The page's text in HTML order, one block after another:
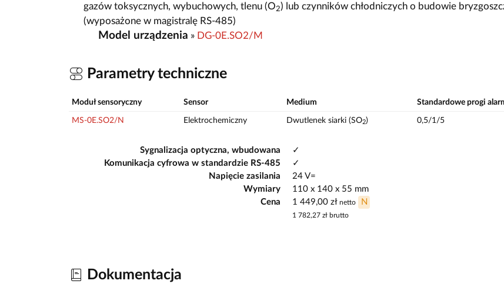
gazów toksycznych, wybuchowych, tlenu (O2) lub czynników chłodniczych o budowie
(wyposażone w magistralę RS-485)
Model urządzenia » DG-0E.SO2/M
Parametry techniczne
Moduł sensoryczny Sensor Medium Standardowe progi
MS-0E.SO2/N Elektrochemiczny Dwutlenek siarki (SO2) 0,5/1/5
Sygnalizacja optyczna, wbudowana
✓
Komunikacja cyfrowa w standardzie RS-485
✓
Napięcie zasilania
24 V=
Wymiary
110 x 140 x 55 mm
Cena
1 449,00 zł netto N
1 782,27 zł brutto
Dokumentacja